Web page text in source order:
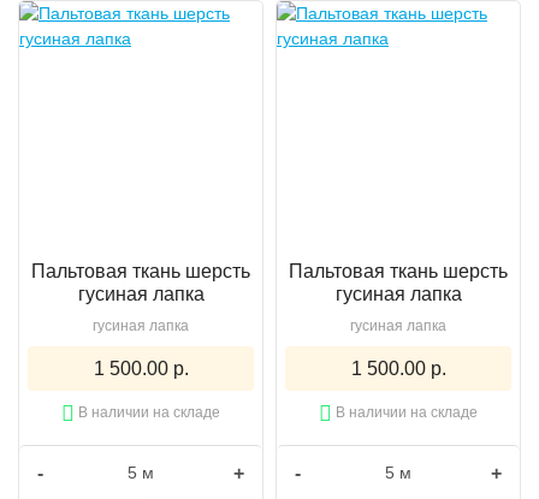
Пальтовая ткань шерсть
гусиная лапка
гусиная лапка
1 500.00 р.
В наличии на складе
- +
Пальтовая ткань шерсть
гусиная лапка
гусиная лапка
1 500.00 р.
В наличии на складе
- +